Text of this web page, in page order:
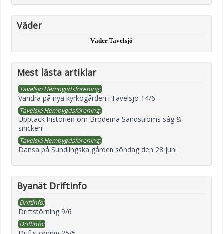
Väder
Väder Tavelsjö
Mest lästa artiklar
Tavelsjö Hembygdsförening:
Vandra på nya kyrkogården i Tavelsjö 14/6
Tavelsjö Hembygdsförening:
Upptäck historien om Bröderna Sandströms såg &
snickeri!
Tavelsjö Hembygdsförening:
Dansa på Sundlingska gården söndag den 28 juni
Byanät Driftinfo
Driftinfo:
Driftstörning 9/6
Driftinfo: